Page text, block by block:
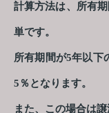
計算方法は、所有
単です。
所有期間が5年以下
5％となります。
また、この場合は